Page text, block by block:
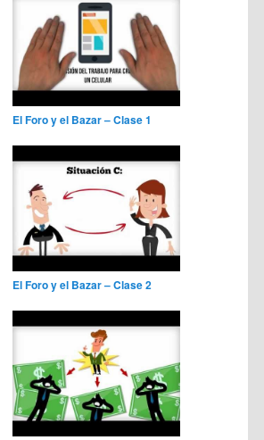
El Foro y el Bazar – Clase 1
El Foro y el Bazar – Clase 2